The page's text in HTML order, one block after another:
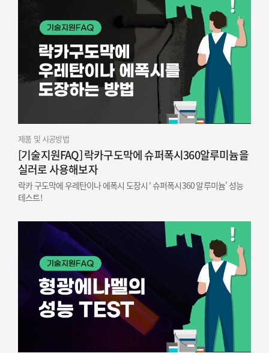
제품 및 시공방법
[기술지원FAQ] 락카구도막에 슈퍼폭시360알루미늄을
실러로 사용해보자
락카 구도막에 우레탄이나 에폭시 도장시 ' 슈퍼폭시360 알루미늄' 성능
테스트!